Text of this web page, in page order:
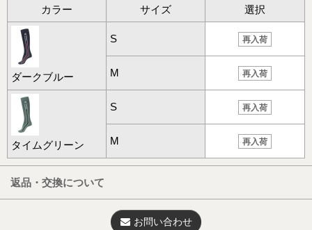
カラー サイズ 選択
ダークブルー
S 再入荷
M 再入荷
タイムグリーン
S 再入荷
M 再入荷
返品・交換について
お問い合わせ